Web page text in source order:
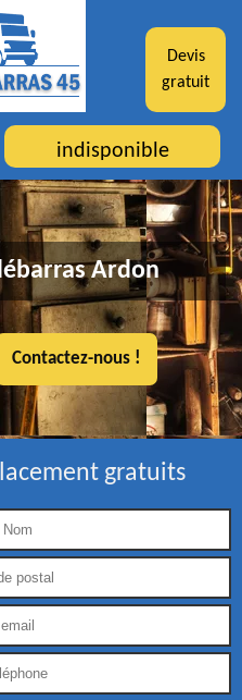
Devis
gratuit
indisponible
Ardon
Contactez-nous !
gratuits